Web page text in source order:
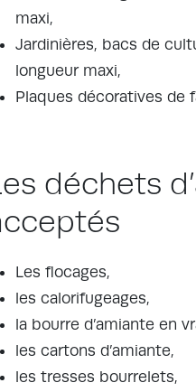
maxi,
Jardinières, bacs de
longueur maxi,
Plaques décoratives de
déchets
Les flocages,
les calorifugeages,
la bourre d’amiante en
les cartons d’amiante,
les tresses bourrelets,